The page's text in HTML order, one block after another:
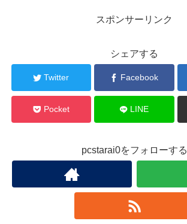
スポンサーリンク
シェアする
Twitter Facebook
Pocket LINE
pcstarai0をフォローする